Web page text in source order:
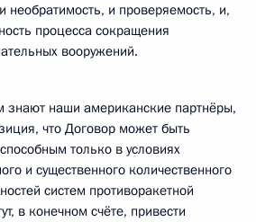
необратимость, и проверяемость, и,
процесса сокращения
вооружений.
знают наши американские партнёры,
что Договор может быть
только в условиях
и существенного количественного
систем противоракетной
в конечном счёте, привести